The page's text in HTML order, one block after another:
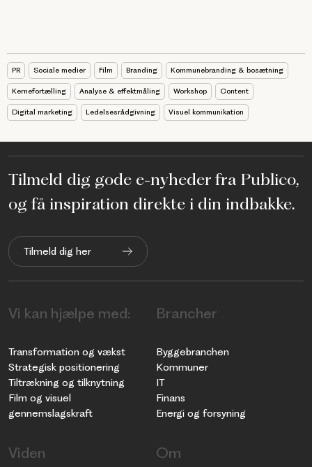
PR Sociale medier Film Branding Kommunebranding & bosætning
Kernefortælling Analyse & effektmåling Workshop Content
Digital marketing Ledelsesrådgivning Visuel kommunikation
Tilmeld dig gode e-nyheder fra Publico,
og få inspiration direkte i din indbakke.
Tilmeld dig her
Vi kan hjælpe med:
Transformation og vækst
Strategisk positionering
Tiltrækning og tilknytning
Film og visuel
gennemslagskraft
Brancher
Byggebranchen
Kommuner
IT
Finans
Energi og forsyning
Viden Om